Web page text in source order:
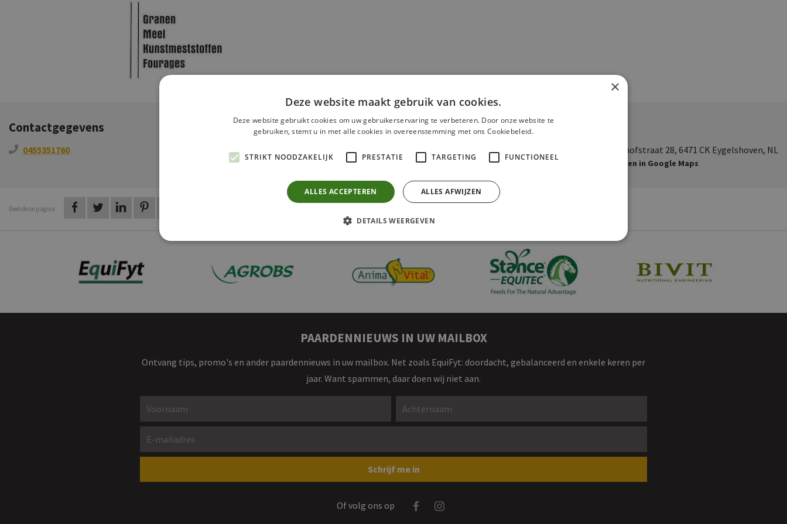
Contactgegevens
0455351760 info@eussen-rutten.nl Ga naar de website Veldhofstraat 28, 6471 CK Eygelshoven, NL
Openen in Google Maps
Deel deze pagina op Facebookop Twitterop LinkedIn
PAARDENNIEUWS IN UW MAILBOX
Ontvang tips, promo's en ander paardennieuws in uw mailbox. Net zoals EquiFyt: doordacht, gebalanceerd en enkele keren per
jaar. Want spammen, daar doen wij niet aan.
Voornaam *
Achternaam *
E-mailadres *
Gelieve dit veld leeg te laten
Schrijf me in
Of volg ons op Facebook
×
Deze website maakt gebruik van cookies.
Deze website gebruikt cookies om uw gebruikerservaring te verbeteren. Door onze website te
gebruiken, stemt u in met alle cookies in overeenstemming met ons Cookiebeleid.
STRIKT NOODZAKELIJK PRESTATIE TARGETING FUNCTIONEEL
ALLES ACCEPTEREN ALLES AFWIJZEN
DETAILS WEERGEVEN